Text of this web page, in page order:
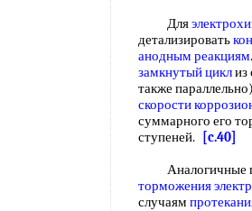
Для
детализировать
анодным реакциям.
замкнутый циклиз
также параллельно)
скорости
суммарного его
ступеней.
[c.40]
Аналогичные
торможения
случаям